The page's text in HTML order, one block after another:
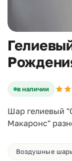
в наличии
Шар гелиевый
Макаронс"
Воздушные